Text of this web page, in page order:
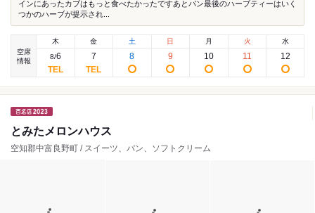
インにあったカブはもっと食べたかったですあとパン最後のハーブティーはいく
つかのハーブが提示され...
空席
情報
木
8/6
金
7
土
8
日
9
月
10
火
11
水
12
とみたメロンハウス
空知郡中富良野町 / スイーツ、パン、ソフトクリーム